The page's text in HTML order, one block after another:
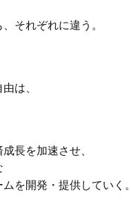
それぞれに違う。
は、
長を加速させ、
を開発・提供していく。